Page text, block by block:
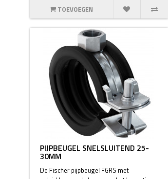
TOEVOEGEN
PIJPBEUGEL SNELSLUITEND 25-
30MM
De Fischer pijpbeugel FGRS met